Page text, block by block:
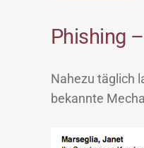
Phishing
Nahezu täglich
bekannte